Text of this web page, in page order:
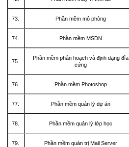
73. Phần mềm mô phỏng
74. Phần mềm MSDN
75.
Phần mềm phân hoạch và định dạng đĩa
cứng
76. Phần mềm Photoshop
77. Phần mềm quản lý dự án
78. Phần mềm quản lý lớp học
79. Phần mềm quản trị Mail Server